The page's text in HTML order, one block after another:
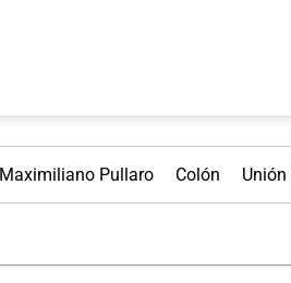
Maximiliano Pullaro Colón Unión